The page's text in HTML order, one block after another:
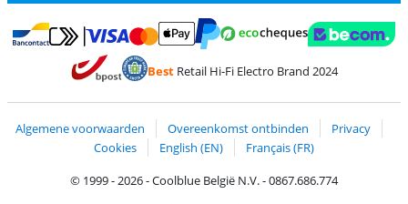
Betalen met Bancontact
Betalen met MasterCard en Visa via ClickToPay
BestRetail Hi-Fi Electro Brand 2024
Algemene voorwaarden Overeenkomst ontbinden
Privacy
Cookies
English (EN)
Français (FR)
© 1999 - 2026 - Coolblue België N.V. - 0867.686.774